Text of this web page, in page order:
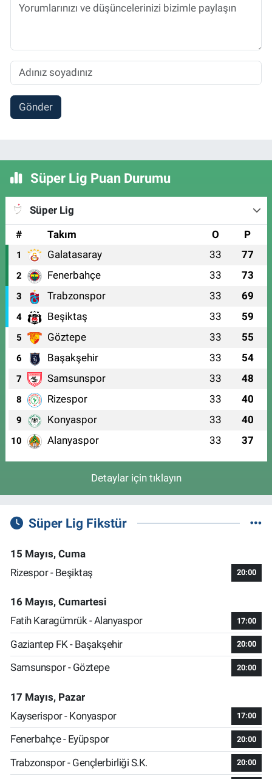
Gönder
Süper Lig Puan Durumu
Süper Lig
#
Takım O P
1 Galatasaray 33 77
2 Fenerbahçe 33 73
3 Trabzonspor 33 69
4 Beşiktaş 33 59
5 Göztepe 33 55
6 Başakşehir 33 54
7 Samsunspor 33 48
8 Rizespor 33 40
9 Konyaspor 33 40
10 Alanyaspor 33 37
Detaylar için tıklayın
Süper Lig Fikstür
15 Mayıs, Cuma
Rizespor - Beşiktaş
20:00
16 Mayıs, Cumartesi
Fatih Karagümrük - Alanyaspor
17:00
Gaziantep FK - Başakşehir 20:00
Samsunspor - Göztepe 20:00
17 Mayıs, Pazar
Kayserispor - Konyaspor
17:00
Fenerbahçe - Eyüpspor 20:00
Trabzonspor - Gençlerbirliği S.K. 20:00